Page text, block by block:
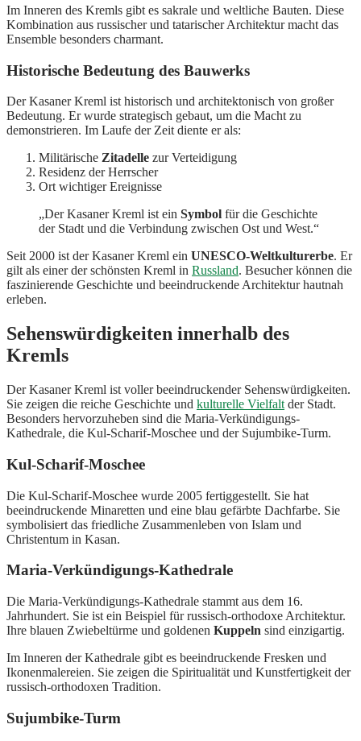
Im Inneren des Kremls gibt es sakrale und weltliche Bauten. Diese
Kombination aus russischer und tatarischer Architektur macht das
Ensemble besonders charmant.
Historische Bedeutung des Bauwerks
Der Kasaner Kreml ist historisch und architektonisch von großer
Bedeutung. Er wurde strategisch gebaut, um die Macht zu
demonstrieren. Im Laufe der Zeit diente er als:
Militärische Zitadelle zur Verteidigung
Residenz der Herrscher
Ort wichtiger Ereignisse
„Der Kasaner Kreml ist ein Symbol für die Geschichte
der Stadt und die Verbindung zwischen Ost und West.“
Seit 2000 ist der Kasaner Kreml ein UNESCO-Weltkulturerbe. Er
gilt als einer der schönsten Kreml in Russland. Besucher können die
faszinierende Geschichte und beeindruckende Architektur hautnah
erleben.
Sehenswürdigkeiten innerhalb des
Kremls
Der Kasaner Kreml ist voller beeindruckender Sehenswürdigkeiten.
Sie zeigen die reiche Geschichte und kulturelle Vielfalt der Stadt.
Besonders hervorzuheben sind die Maria-Verkündigungs-
Kathedrale, die Kul-Scharif-Moschee und der Sujumbike-Turm.
Kul-Scharif-Moschee
Die Kul-Scharif-Moschee wurde 2005 fertiggestellt. Sie hat
beeindruckende Minaretten und eine blau gefärbte Dachfarbe. Sie
symbolisiert das friedliche Zusammenleben von Islam und
Christentum in Kasan.
Maria-Verkündigungs-Kathedrale
Die Maria-Verkündigungs-Kathedrale stammt aus dem 16.
Jahrhundert. Sie ist ein Beispiel für russisch-orthodoxe Architektur.
Ihre blauen Zwiebeltürme und goldenen Kuppeln sind einzigartig.
Im Inneren der Kathedrale gibt es beeindruckende Fresken und
Ikonenmalereien. Sie zeigen die Spiritualität und Kunstfertigkeit der
russisch-orthodoxen Tradition.
Sujumbike-Turm